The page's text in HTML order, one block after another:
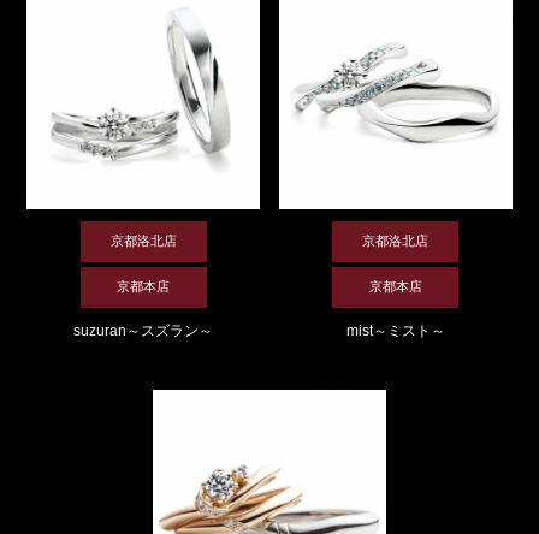
京都洛北店
京都本店
suzuran～スズラン～
京都洛北店
京都本店
mist～ミスト～